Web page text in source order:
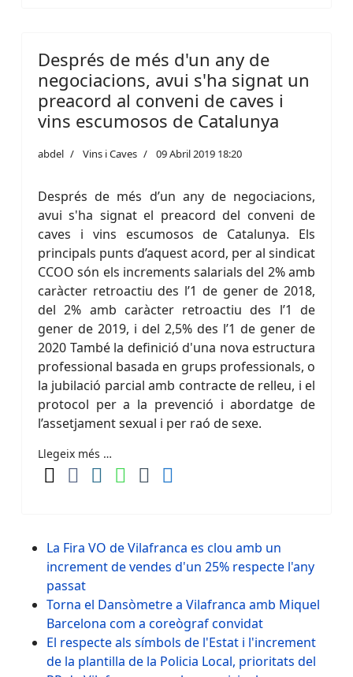
Després de més d'un any de
negociacions, avui s'ha signat un
preacord al conveni de caves i
vins escumosos de Catalunya
abdel Vins i Caves 09 Abril 2019 18:20
Després de més d’un any de negociacions,
avui s'ha signat el preacord del conveni de
caves i vins escumosos de Catalunya. Els
principals punts d’aquest acord, per al sindicat
CCOO són els increments salarials del 2% amb
caràcter retroactiu des l’1 de gener de 2018,
del 2% amb caràcter retroactiu des l’1 de
gener de 2019, i del 2,5% des l’1 de gener de
2020 També la definició d'una nova estructura
professional basada en grups professionals, o
la jubilació parcial amb contracte de relleu, i el
protocol per a la prevenció i abordatge de
l’assetjament sexual i per raó de sexe.
Llegeix més …
La Fira VO de Vilafranca es clou amb un
increment de vendes d'un 25% respecte l'any
passat
Torna el Dansòmetre a Vilafranca amb Miquel
Barcelona com a coreògraf convidat
El respecte als símbols de l'Estat i l'increment
de la plantilla de la Policia Local, prioritats del